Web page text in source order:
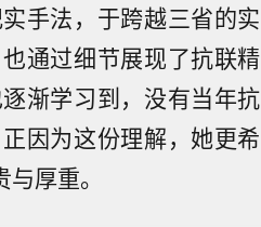
手法，于跨越三省的实
通过细节展现了抗联精
渐学习到，没有当年抗
因为这份理解，她更希
厚重。